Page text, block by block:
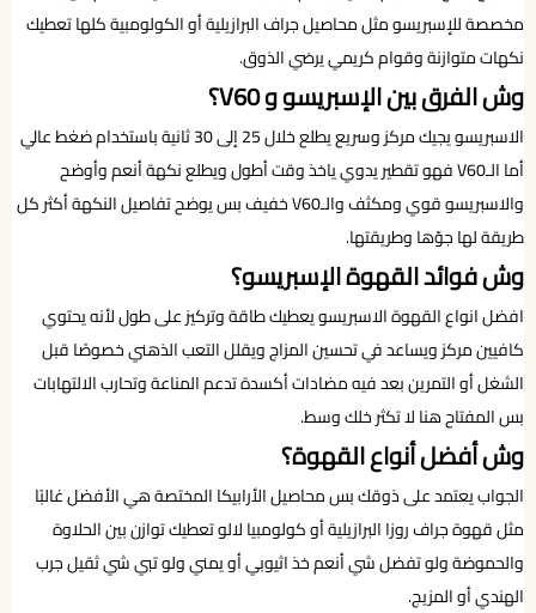
مخصصة للإسبريسو مثل محاصيل جراف البرازيلية أو الكولومبية كلها تعطيك
نكهات متوازنة وقوام كريمي يرضي الذوق.
وش الفرق بين الإسبريسو و V60؟
الاسبريسو يجيك مركز وسريع يطلع خلال 25 إلى 30 ثانية باستخدام ضغط عالي
أما الـV60 فهو تقطير يدوي ياخذ وقت أطول ويطلع نكهة أنعم وأوضح
والاسبريسو قوي ومكثف والـV60 خفيف بس يوضح تفاصيل النكهة أكثر كل
طريقة لها جوّها وطريقتها.
وش فوائد القهوة الإسبريسو؟
افضل انواع القهوة الاسبريسو يعطيك طاقة وتركيز على طول لأنه يحتوي
كافيين مركز ويساعد في تحسين المزاج ويقلل التعب الذهني خصوصًا قبل
الشغل أو التمرين بعد فيه مضادات أكسدة تدعم المناعة وتحارب الالتهابات
بس المفتاح هنا لا تكثر خلك وسط.
وش أفضل أنواع القهوة؟
الجواب يعتمد على ذوقك بس محاصيل الأرابيكا المختصة هي الأفضل غالبًا
مثل قهوة جراف روزا البرازيلية أو كولومبيا لالو تعطيك توازن بين الحلاوة
والحموضة ولو تفضل شي أنعم خذ اثيوبي أو يمني ولو تبي شي ثقيل جرب
الهندي أو المزيج.